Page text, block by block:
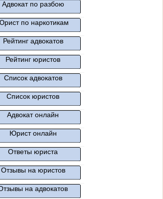
Адвокат по разбою
по наркотикам
Рейтинг адвокатов
Рейтинг юристов
Список адвокатов
Список юристов
Адвокат онлайн
Юрист онлайн
Ответы юриста
Отзывы на юристов
на адвокатов